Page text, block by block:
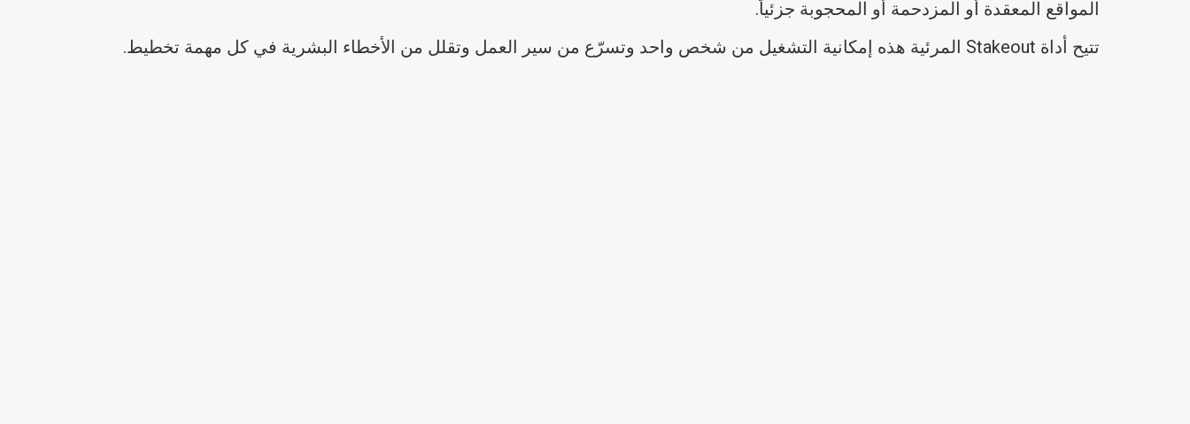
المواقع المعقدة أو المزدحمة أو المحجوبة جزئياً.
تتيح أداة Stakeout المرئية هذه إمكانية التشغيل من شخص واحد وتسرّع من سير العمل وتقلل من الأخطاء البشرية في كل مهمة تخطيط.